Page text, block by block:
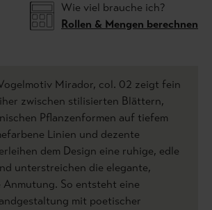
Wie viel brauche ich?
Rollen & Mengen berechnen
Mirador, col. 02 zeigt fein
zwischen stilisierten Blättern,
Pflanzenformen auf tiefem
Linien und dezente
dem Design eine ruhige, edle
unterstreichen die elegante,
So entsteht eine
mit poetischer